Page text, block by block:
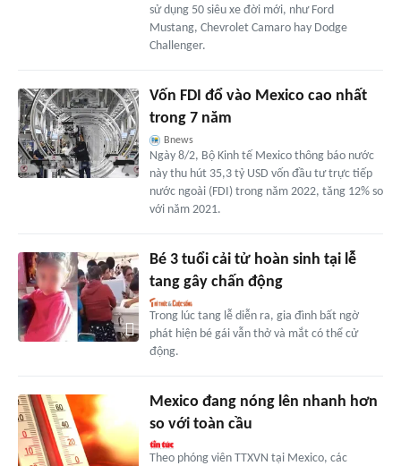
sử dụng 50 siêu xe đời mới, như Ford
Mustang, Chevrolet Camaro hay Dodge
Challenger.
Vốn FDI đổ vào Mexico cao nhất
trong 7 năm
Bnews
Ngày 8/2, Bộ Kinh tế Mexico thông báo nước
này thu hút 35,3 tỷ USD vốn đầu tư trực tiếp
nước ngoài (FDI) trong năm 2022, tăng 12% so
với năm 2021.
Bé 3 tuổi cải tử hoàn sinh tại lễ
tang gây chấn động
Trong lúc tang lễ diễn ra, gia đình bất ngờ
phát hiện bé gái vẫn thở và mắt có thể cử
động.
Mexico đang nóng lên nhanh hơn
so với toàn cầu
Theo phóng viên TTXVN tại Mexico, các